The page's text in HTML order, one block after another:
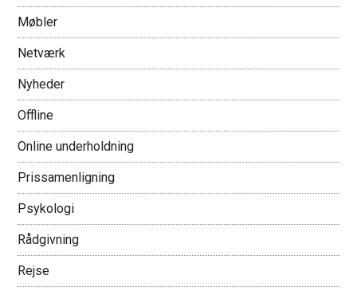
Møbler
Netværk
Nyheder
Offline
Online underholdning
Prissamenligning
Psykologi
Rådgivning
Rejse